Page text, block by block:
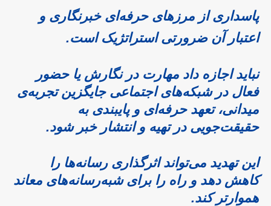
پاسداری از مرزهای حرفه‌ای خبرنگاری و
اعتبار آن ضرورتی استراتژیک است.
نباید اجازه داد مهارت در نگارش یا حضور
فعال در شبکه‌های اجتماعی جایگزین تجربه‌ی
میدانی، تعهد حرفه‌ای و پایبندی به
حقیقت‌جویی در تهیه و انتشار خبر شود.
این تهدید می‌تواند اثرگذاری رسانه‌ها را
کاهش دهد و راه را برای شبه‌رسانه‌های معاند
هموارتر کند.